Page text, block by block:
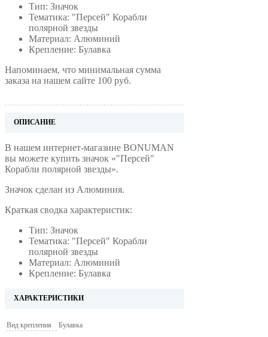
Тип: Значок
Тематика: "Персей" Корабли
полярной звезды
Материал: Алюминий
Крепление: Булавка
Напоминаем, что минимальная сумма
заказа на нашем сайте 100 руб.
ОПИСАНИЕ
В нашем интернет-магазине BONUMAN
вы можете купить значок «"Персей"
Корабли полярной звезды».
Значок сделан из Алюминия.
Краткая сводка характеристик:
Тип: Значок
Тематика: "Персей" Корабли
полярной звезды
Материал: Алюминий
Крепление: Булавка
ХАРАКТЕРИСТИКИ
Вид крепления Булавка